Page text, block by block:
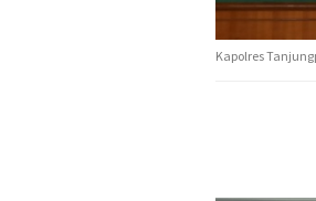
Kapolres